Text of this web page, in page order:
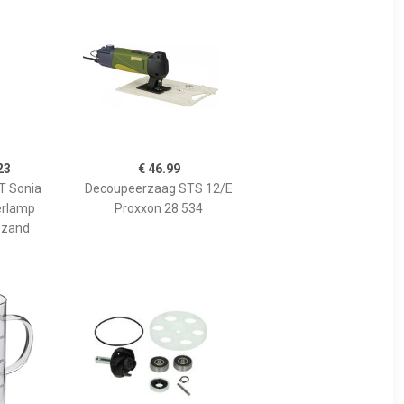
Sonia
€ 46.99
Decoupeerzaag STS 12/E
Proxxon 28 534